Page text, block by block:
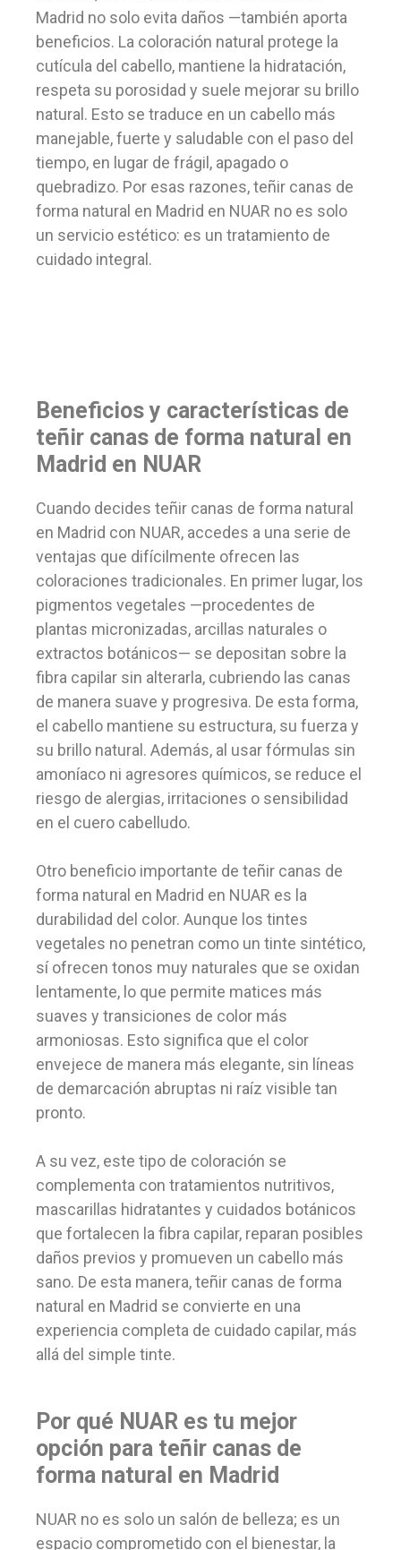
Madrid no solo evita daños —también aporta
beneficios. La coloración natural protege la
cutícula del cabello, mantiene la hidratación,
respeta su porosidad y suele mejorar su brillo
natural. Esto se traduce en un cabello más
manejable, fuerte y saludable con el paso del
tiempo, en lugar de frágil, apagado o
quebradizo. Por esas razones, teñir canas de
forma natural en Madrid en NUAR no es solo
un servicio estético: es un tratamiento de
cuidado integral.
Beneficios y características de
teñir canas de forma natural en
Madrid en NUAR
Cuando decides teñir canas de forma natural
en Madrid con NUAR, accedes a una serie de
ventajas que difícilmente ofrecen las
coloraciones tradicionales. En primer lugar, los
pigmentos vegetales —procedentes de
plantas micronizadas, arcillas naturales o
extractos botánicos— se depositan sobre la
fibra capilar sin alterarla, cubriendo las canas
de manera suave y progresiva. De esta forma,
el cabello mantiene su estructura, su fuerza y
su brillo natural. Además, al usar fórmulas sin
amoníaco ni agresores químicos, se reduce el
riesgo de alergias, irritaciones o sensibilidad
en el cuero cabelludo.
Otro beneficio importante de teñir canas de
forma natural en Madrid en NUAR es la
durabilidad del color. Aunque los tintes
vegetales no penetran como un tinte sintético,
sí ofrecen tonos muy naturales que se oxidan
lentamente, lo que permite matices más
suaves y transiciones de color más
armoniosas. Esto significa que el color
envejece de manera más elegante, sin líneas
de demarcación abruptas ni raíz visible tan
pronto.
A su vez, este tipo de coloración se
complementa con tratamientos nutritivos,
mascarillas hidratantes y cuidados botánicos
que fortalecen la fibra capilar, reparan posibles
daños previos y promueven un cabello más
sano. De esta manera, teñir canas de forma
natural en Madrid se convierte en una
experiencia completa de cuidado capilar, más
allá del simple tinte.
Por qué NUAR es tu mejor
opción para teñir canas de
forma natural en Madrid
NUAR no es solo un salón de belleza; es un
espacio comprometido con el bienestar, la